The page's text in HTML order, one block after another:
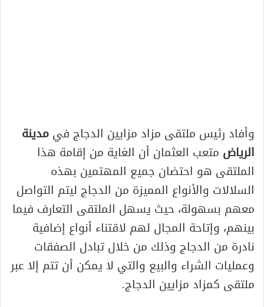
وأفاد رئيس ملتقى مزاد مزايين الدجاج فيمدينة
الرياض متعب العثمان أن الغاية من إقامة هذا
الملتقى هو احتضان جميع المهتمين بهذه
السلالات والأنواع المميزة من الدجاج ليتم التواصل
معهم بسهولة، حيث يسهل الملتقى التعارف فيما
بينهم، وإتاحة المجال لهم لاقتناء أنواع إضافية
نادرة من الدجاج وذلك من خلال تبادل الصفقات
وعمليات الشراء والبيع والتي لا يمكن أن تتم إلا عبر
ملتقى كمزاد مزايين الدجاج.